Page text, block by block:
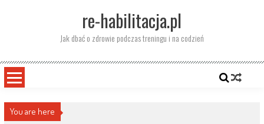
re-habilitacja.pl
Jak dbać o zdrowie podczas treningu i na codzień
You are here